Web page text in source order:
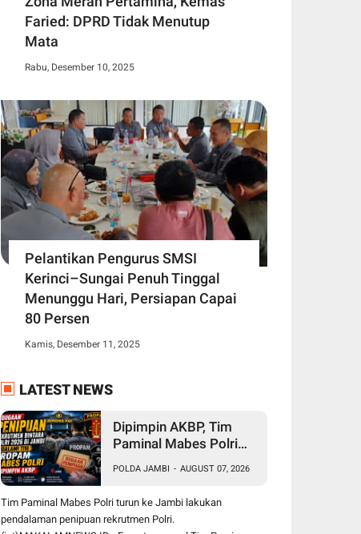
Faried: DPRD Tidak Menutup
Mata
Rabu, Desember 10, 2025
Pelantikan Pengurus SMSI
Kerinci–Sungai Penuh Tinggal
Menunggu Hari, Persiapan Capai
80 Persen
Kamis, Desember 11, 2025
LATEST NEWS
Dipimpin AKBP, Tim
Paminal Mabes Polri
Rekrutmen Bintara di
Polda Jambi
POLDA JAMBI - AUGUST 07, 2026
Tim Paminal Mabes Polri turun ke Jambi lakukan
pendalaman penipuan rekrutmen Polri.